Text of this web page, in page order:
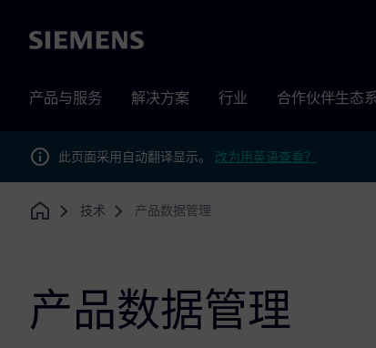
Siemens
产品与服务 解决方案 行业 合作伙伴生态
此页面采用自动翻译显示。 改为用英语查看？
Home
技术 产品数据管理
产品数据管理